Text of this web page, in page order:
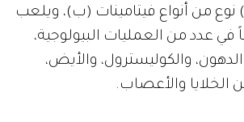
الكولين (Choline) نوع من أنواع فيتامينات (ب)، ويلعب
في عدد من العمليات البيولوجية،
والكوليسترول، والأيض،
الخلايا والأعصاب.